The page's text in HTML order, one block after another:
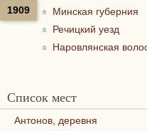
1909
Минская губерния
Речицкий уезд
Наровлянская
Список мест
Антонов, деревня